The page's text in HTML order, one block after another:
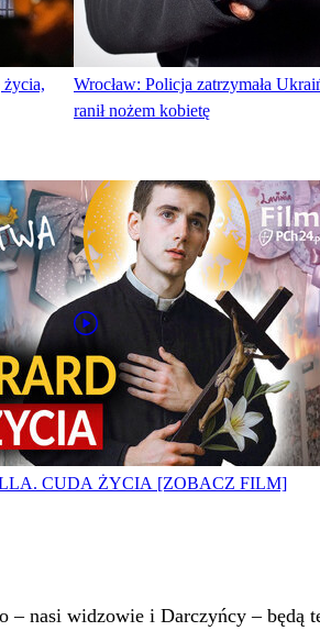
życia,
Wrocław: Policja zatrzymała
ranił nożem kobietę
CUDA ŻYCIA [ZOBACZ FILM]
nasi widzowie i Darczyńcy – będą